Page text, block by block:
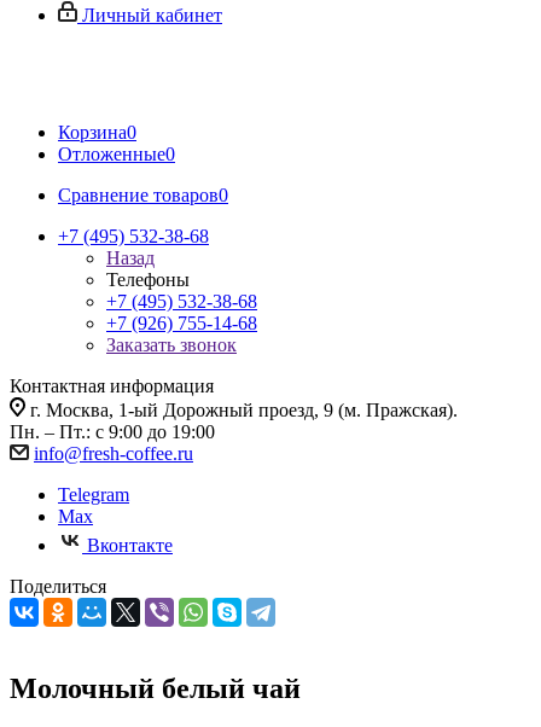
Личный кабинет
Корзина0
Отложенные0
Сравнение товаров0
+7 (495) 532-38-68
Назад
Телефоны
+7 (495) 532-38-68
+7 (926) 755-14-68
Заказать звонок
Контактная информация
г. Москва, 1-ый Дорожный проезд, 9 (м. Пражская).
Пн. – Пт.: с 9:00 до 19:00
info@fresh-coffee.ru
Telegram
Max
Вконтакте
Поделиться
Молочный белый чай